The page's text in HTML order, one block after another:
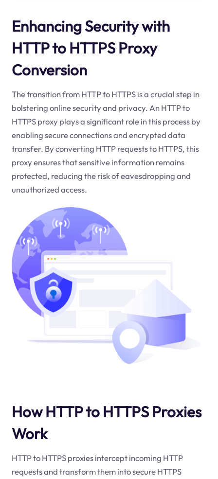
Enhancing Security with
HTTP to HTTPS Proxy
Conversion
The transition from HTTP to HTTPS is a crucial step in
bolstering online security and privacy. An HTTP to
HTTPS proxy plays a significant role in this process by
enabling secure connections and encrypted data
transfer. By converting HTTP requests to HTTPS, this
proxy ensures that sensitive information remains
protected, reducing the risk of eavesdropping and
unauthorized access.
How HTTP to HTTPS Proxies
Work
HTTP to HTTPS proxies intercept incoming HTTP
requests and transform them into secure HTTPS